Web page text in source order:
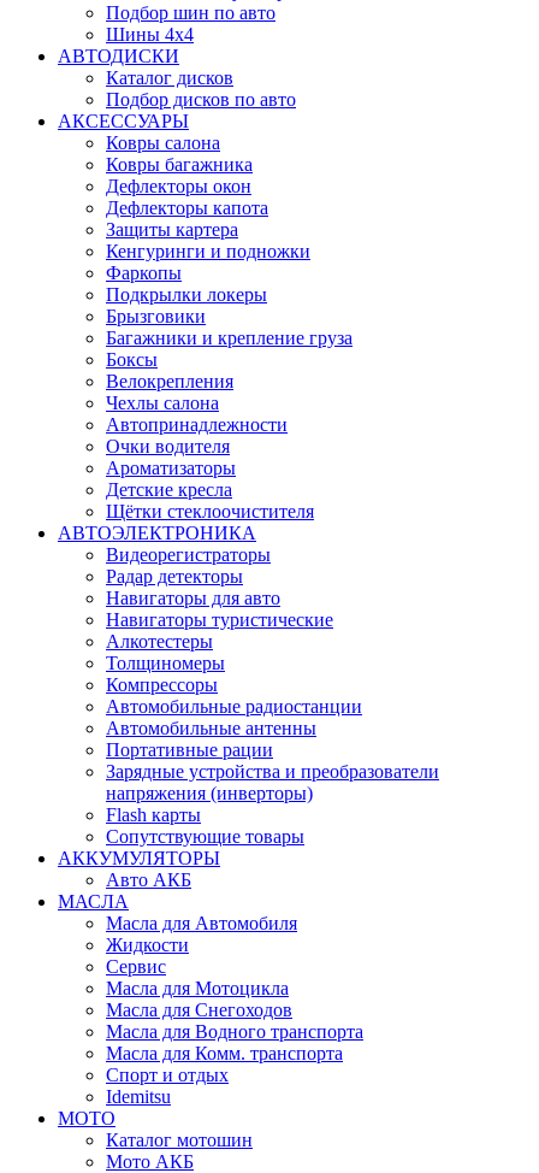
Подбор шин по авто
Шины 4x4
АВТОДИСКИ
Каталог дисков
Подбор дисков по авто
АКСЕССУАРЫ
Ковры салона
Ковры багажника
Дефлекторы окон
Дефлекторы капота
Защиты картера
Кенгуринги и подножки
Фаркопы
Подкрылки локеры
Брызговики
Багажники и крепление груза
Боксы
Велокрепления
Чехлы салона
Автопринадлежности
Очки водителя
Ароматизаторы
Детские кресла
Щётки стеклоочистителя
АВТОЭЛЕКТРОНИКА
Видеорегистраторы
Радар детекторы
Навигаторы для авто
Навигаторы туристические
Алкотестеры
Толщиномеры
Компрессоры
Автомобильные радиостанции
Автомобильные антенны
Портативные рации
Зарядные устройства и преобразователи
напряжения (инверторы)
Flash карты
Сопутствующие товары
АККУМУЛЯТОРЫ
Авто АКБ
МАСЛА
Масла для Автомобиля
Жидкости
Сервис
Масла для Мотоцикла
Масла для Снегоходов
Масла для Водного транспорта
Масла для Комм. транспорта
Спорт и отдых
Idemitsu
МОТО
Каталог мотошин
Мото АКБ